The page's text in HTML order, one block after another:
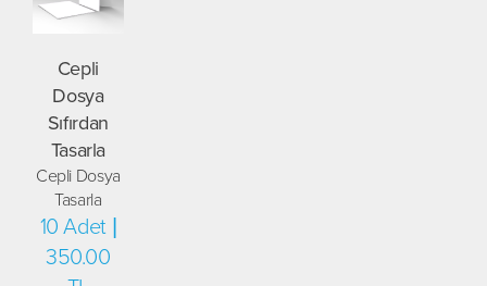
Cepli
Dosya
Sıfırdan
Tasarla
Cepli Dosya
Tasarla
10 Adet |
350.00